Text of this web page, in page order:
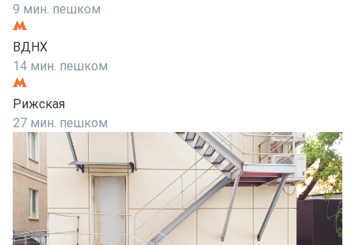
9 мин. пешком
ВДНХ
14 мин. пешком
Рижская
27 мин. пешком